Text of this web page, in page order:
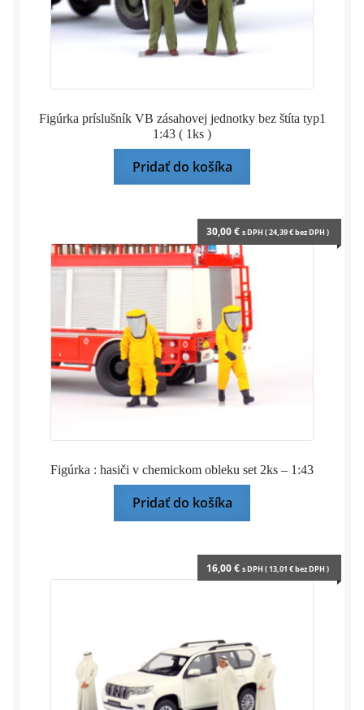
Figúrka príslušník VB zásahovej jednotky bez štíta typ1
1:43 ( 1ks )
Pridať do košíka
Figúrka : hasiči v chemickom obleku set 2ks – 1:43
30,00€ s DPH (24,39€bez DPH )
Pridať do košíka
16,00€ s DPH (13,01 €bez DPH )